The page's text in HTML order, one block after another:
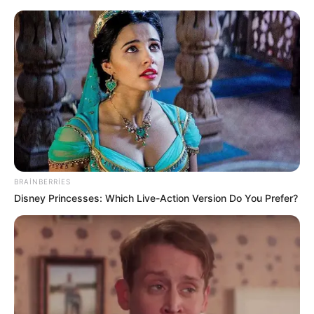
Əmək pensiyalarında və bu
müavinətlərdə ARTIM OLACAQ -
Deputat AÇIQLADI
Vilayət Eyvazov xalqla ilk görüşünə Gəncədən
başlayır
BRAINBERRIES
Disney Princesses: Which Live-Action Version Do You Prefer?